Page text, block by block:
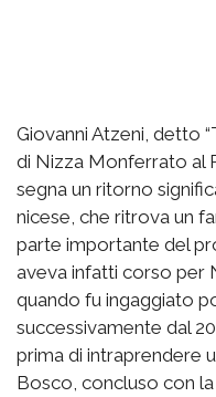
Giovanni Atzeni, detto
di Nizza Monferrato al
segna un ritorno
nicese, che ritrova un
parte importante del
aveva infatti corso per
quando fu ingaggiato
successivamente dal
prima di intraprendere
Bosco, concluso con la